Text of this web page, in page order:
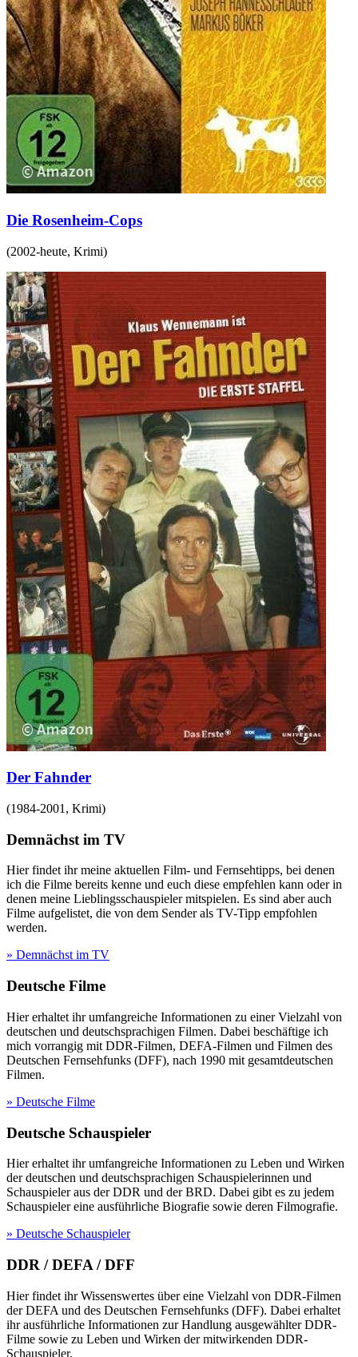
Die Rosenheim-Cops
(2002-heute, Krimi)
Der Fahnder
(1984-2001 , Krimi)
Demnächst im TV
Hier findet ihr meine aktuellen Film- und Fernsehtipps, bei denen
ich die Filme bereits kenne und euch diese empfehlen kann oder in
denen meine Lieblingsschauspieler mitspielen. Es sind aber auch
Filme aufgelistet, die von dem Sender als TV-Tipp empfohlen
werden.
» Demnächst im TV
Deutsche Filme
Hier erhaltet ihr umfangreiche Informationen zu einer Vielzahl von
deutschen und deutschsprachigen Filmen. Dabei beschäftige ich
mich vorrangig mit DDR-Filmen, DEFA-Filmen und Filmen des
Deutschen Fernsehfunks (DFF), nach 1990 mit gesamtdeutschen
Filmen.
» Deutsche Filme
Deutsche Schauspieler
Hier erhaltet ihr umfangreiche Informationen zu Leben und Wirken
der deutschen und deutschsprachigen Schauspielerinnen und
Schauspieler aus der DDR und der BRD. Dabei gibt es zu jedem
Schauspieler eine ausführliche Biografie sowie deren Filmografie.
» Deutsche Schauspieler
DDR / DEFA / DFF
Hier findet ihr Wissenswertes über eine Vielzahl von DDR-Filmen
der DEFA und des Deutschen Fernsehfunks (DFF). Dabei erhaltet
ihr ausführliche Informationen zur Handlung ausgewählter DDR-
Filme sowie zu Leben und Wirken der mitwirkenden DDR-
Schauspieler.